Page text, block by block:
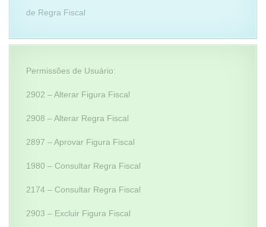
de Regra Fiscal
Permissões de Usuário:
2902 – Alterar Figura Fiscal
2908 – Alterar Regra Fiscal
2897 – Aprovar Figura Fiscal
1980 – Consultar Regra Fiscal
2174 – Consultar Regra Fiscal
2903 – Excluir Figura Fiscal